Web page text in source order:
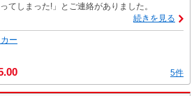
てしまった!」とご連絡がありました。
続きを見る
ー
5件